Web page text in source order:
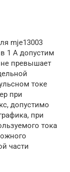
mje13003
1 А допустим
превышает
токе
при
допустимо
при
тока
части